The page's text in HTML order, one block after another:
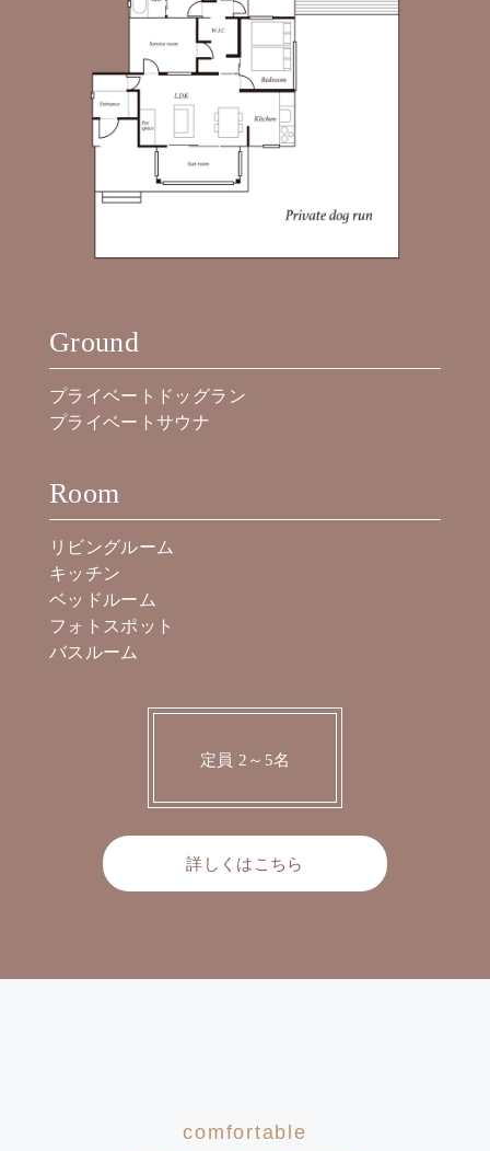
Ground
プライベートドッグラン
プライベートサウナ
Room
リビングルーム
キッチン
ベッドルーム
フォトスポット
バスルーム
定員 2～5名
詳しくはこちら
comfortable